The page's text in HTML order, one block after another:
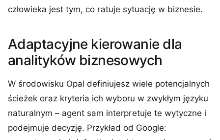
człowieka jest tym, co ratuje sytuację w biznesie.
Adaptacyjne kierowanie dla
analityków biznesowych
W środowisku Opal definiujesz wiele potencjalnych
ścieżek oraz kryteria ich wyboru w zwykłym języku
naturalnym – agent sam interpretuje te wytyczne i
podejmuje decyzję. Przykład od Google: